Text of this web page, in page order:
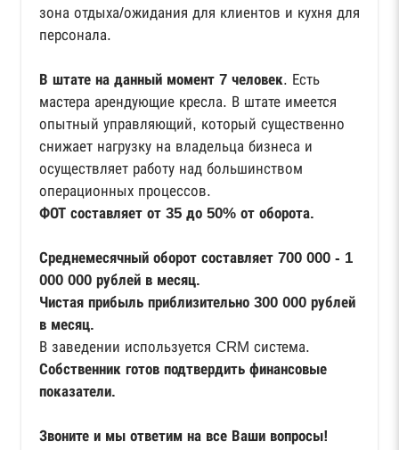
зона отдыха/ожидания для клиентов и кухня для
персонала.
В штате на данный момент 7 человек. Есть
мастера арендующие кресла. В штате имеется
опытный управляющий, который существенно
снижает нагрузку на владельца бизнеса и
осуществляет работу над большинством
операционных процессов.
ФОТ составляет от 35 до 50% от оборота.
Среднемесячный оборот составляет 700 000 - 1
000 000 рублей в месяц.
Чистая прибыль приблизительно 300 000 рублей
в месяц.
В заведении используется CRM система.
Собственник готов подтвердить финансовые
показатели.
Звоните и мы ответим на все Ваши вопросы!